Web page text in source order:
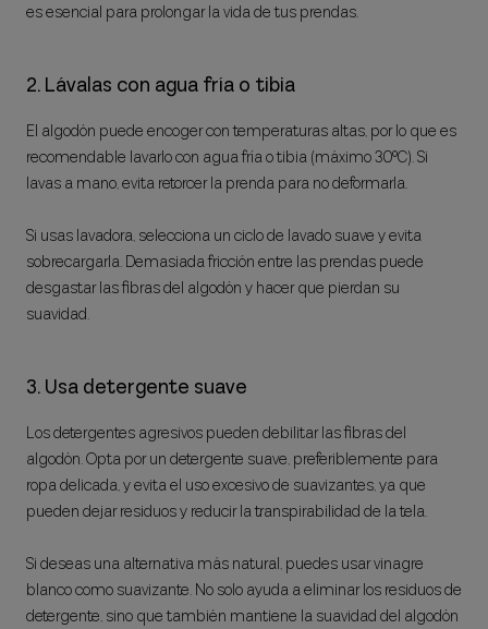
es esencial para prolongar la vida de tus prendas.
2. Lávalas con agua fría o tibia
El algodón puede encoger con temperaturas altas, por lo que es
recomendable lavarlo con agua fría o tibia (máximo 30°C). Si
lavas a mano, evita retorcer la prenda para no deformarla.
Si usas lavadora, selecciona un ciclo de lavado suave y evita
sobrecargarla. Demasiada fricción entre las prendas puede
desgastar las fibras del algodón y hacer que pierdan su
suavidad.
3. Usa detergente suave
Los detergentes agresivos pueden debilitar las fibras del
algodón. Opta por un detergente suave, preferiblemente para
ropa delicada, y evita el uso excesivo de suavizantes, ya que
pueden dejar residuos y reducir la transpirabilidad de la tela.
Si deseas una alternativa más natural, puedes usar vinagre
blanco como suavizante. No solo ayuda a eliminar los residuos de
detergente, sino que también mantiene la suavidad del algodón